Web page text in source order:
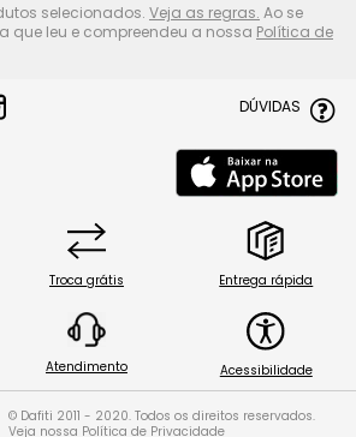
selecionados. Veja as regras. Ao se
que leu e compreendeu a nossa Política de
DÚVIDAS
Troca grátis Entrega rápida
Atendimento Acessibilidade
© Dafiti 2011 - 2020. Todos os direitos reservados.
Veja nossa Política de Privacidade